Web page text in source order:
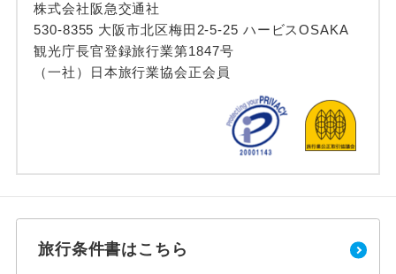
株式会社阪急交通社
530-8355 大阪市北区梅田2-5-25 ハービスOSAKA
観光庁長官登録旅行業第1847号
（一社）日本旅行業協会正会員
旅行条件書はこちら